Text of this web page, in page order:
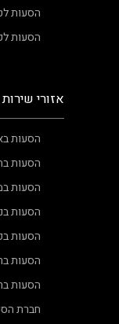
הסעות
הסעות
אזורי שירות
הסעות
הסעות
הסעות
הסעות
הסעות
הסעות
הסעות
חברת